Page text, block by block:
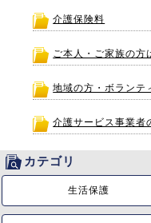
介護保険料
ご本人・ご家族の方
地域の方・ボランテ
介護サービス事業者
カテゴリ
生活保護